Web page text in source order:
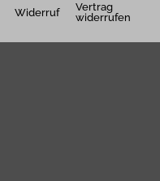
Widerruf
Vertrag
widerrufen